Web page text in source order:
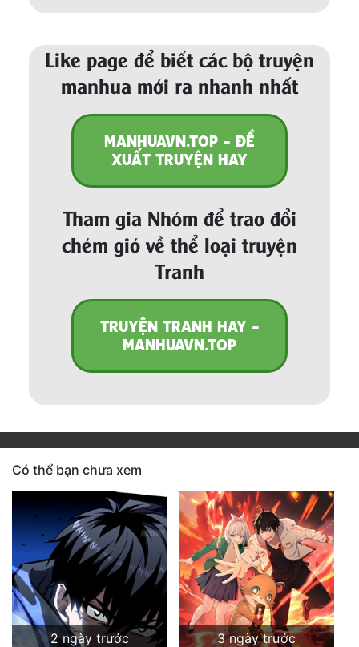
Like page để biết các bộ truyện
manhua mới ra nhanh nhất
MANHUAVN.TOP - ĐỀ
XUẤT TRUYỆN HAY
Tham gia Nhóm để trao đổi
chém gió về thể loại truyện
Tranh
TRUYỆN TRANH HAY -
MANHUAVN.TOP
Có thể bạn chưa xem
2 ngày trước
3 ngày trước